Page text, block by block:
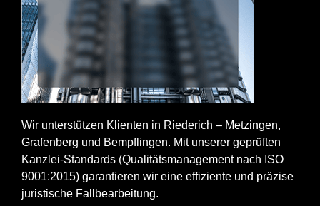
Wir unterstützen Klienten in Riederich – Metzingen,
Grafenberg und Bempflingen. Mit unserer geprüften
Kanzlei-Standards (Qualitätsmanagement nach ISO
9001:2015) garantieren wir eine effiziente und präzise
juristische Fallbearbeitung.